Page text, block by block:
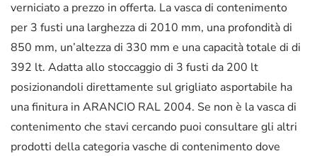
verniciato a prezzo in offerta. La vasca di contenimento
per 3 fusti una larghezza di 2010 mm, una profondità di
850 mm, un’altezza di 330 mm e una capacità totale di di
392 lt. Adatta allo stoccaggio di 3 fusti da 200 lt
posizionandoli direttamente sul grigliato asportabile ha
una finitura in ARANCIO RAL 2004. Se non è la vasca di
contenimento che stavi cercando puoi consultare gli altri
prodotti della categoria vasche di contenimento dove